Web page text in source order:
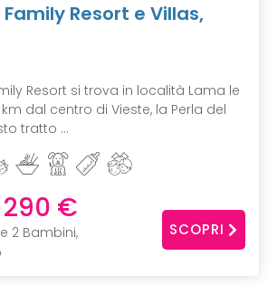
Resort e Villas,
Resort si trova in località Lama le
dal centro di Vieste, la Perla del
tratto ...
290 €
2 Bambini,
SCOPRI